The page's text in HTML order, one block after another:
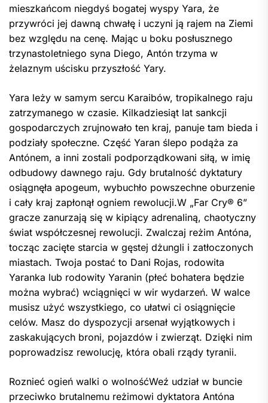
mieszkańcom niegdyś bogatej wyspy Yara, że
przywróci jej dawną chwałę i uczyni ją rajem na Ziemi
bez względu na cenę. Mając u boku posłusznego
trzynastoletniego syna Diego, Antón trzyma w
żelaznym uścisku przyszłość Yary.
Yara leży w samym sercu Karaibów, tropikalnego raju
zatrzymanego w czasie. Kilkadziesiąt lat sankcji
gospodarczych zrujnowało ten kraj, panuje tam bieda i
podziały społeczne. Część Yaran ślepo podąża za
Antónem, a inni zostali podporządkowani siłą, w imię
odbudowy dawnego raju. Gdy brutalność dyktatury
osiągnęła apogeum, wybuchło powszechne oburzenie
i cały kraj zapłonął ogniem rewolucji.W „Far Cry® 6”
gracze zanurzają się w kipiący adrenaliną, chaotyczny
świat współczesnej rewolucji. Zwalczaj reżim Antóna,
tocząc zacięte starcia w gęstej dżungli i zatłoczonych
miastach. Twoja postać to Dani Rojas, rodowita
Yaranka lub rodowity Yaranin (płeć bohatera będzie
można wybrać) wciągnięci w wir wydarzeń. W walce
musisz użyć wszystkiego, co ułatwi ci osiągnięcie
celów. Masz do dyspozycji arsenał wyjątkowych i
zaskakujących broni, pojazdów i zwierząt. Dzięki nim
poprowadzisz rewolucję, która obali rządy tyranii.
Roznieć ogień walki o wolnośćWeź udział w buncie
przeciwko brutalnemu reżimowi dyktatora Antóna